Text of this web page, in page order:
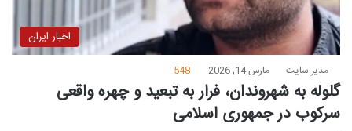
اخبار ایران
مدیر سایت مارس 14, 2026 548
گلوله به شهروندان، فرار به تبعید و چهره واقعی
سرکوب در جمهوری اسلامی